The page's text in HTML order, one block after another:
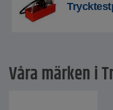
Våra märken i